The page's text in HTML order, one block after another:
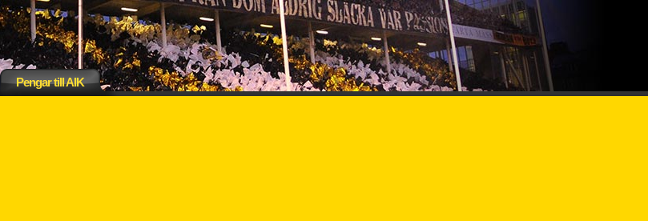
Pengar till AIK